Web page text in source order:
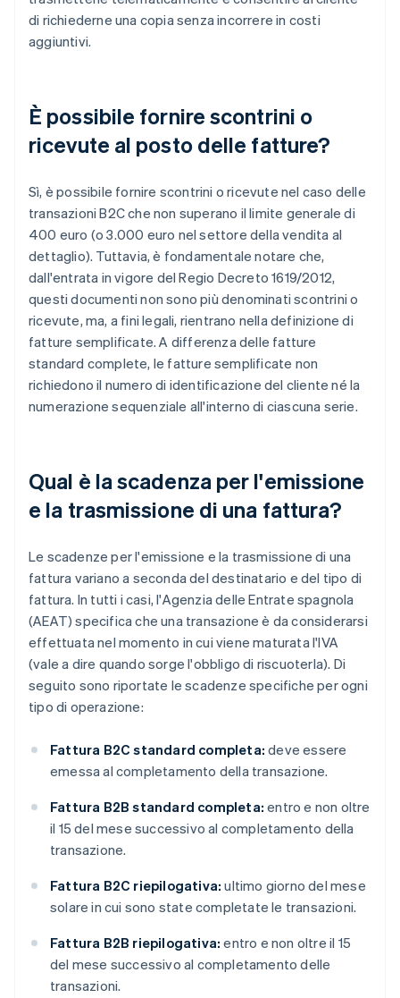
di richiederne una copia senza incorrere in costi
aggiuntivi.
È possibile fornire scontrini o
ricevute al posto delle fatture?
Sì, è possibile fornire scontrini o ricevute nel caso delle
transazioni B2C che non superano il limite generale di
400 euro (o 3.000 euro nel settore della vendita al
dettaglio). Tuttavia, è fondamentale notare che,
dall'entrata in vigore del Regio Decreto 1619/2012,
questi documenti non sono più denominati scontrini o
ricevute, ma, a fini legali, rientrano nella definizione di
fatture semplificate. A differenza delle fatture
standard complete, le fatture semplificate non
richiedono il numero di identificazione del cliente né la
numerazione sequenziale all'interno di ciascuna serie.
Qual è la scadenza per l'emissione
e la trasmissione di una fattura?
Le scadenze per l'emissione e la trasmissione di una
fattura variano a seconda del destinatario e del tipo di
fattura. In tutti i casi, l'Agenzia delle Entrate spagnola
(AEAT) specifica che una transazione è da considerarsi
effettuata nel momento in cui viene maturata l'IVA
(vale a dire quando sorge l'obbligo di riscuoterla). Di
seguito sono riportate le scadenze specifiche per ogni
tipo di operazione:
Fattura B2C standard completa: deve essere
emessa al completamento della transazione.
Fattura B2B standard completa: entro e non oltre
il 15 del mese successivo al completamento della
transazione.
Fattura B2C riepilogativa: ultimo giorno del mese
solare in cui sono state completate le transazioni.
Fattura B2B riepilogativa: entro e non oltre il 15
del mese successivo al completamento delle
transazioni.